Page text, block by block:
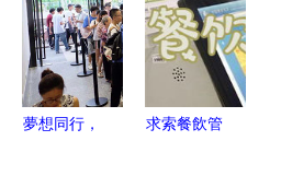
市推進餐飲
外燴食品安
全監管側記
夢想同行，
求索餐飲管